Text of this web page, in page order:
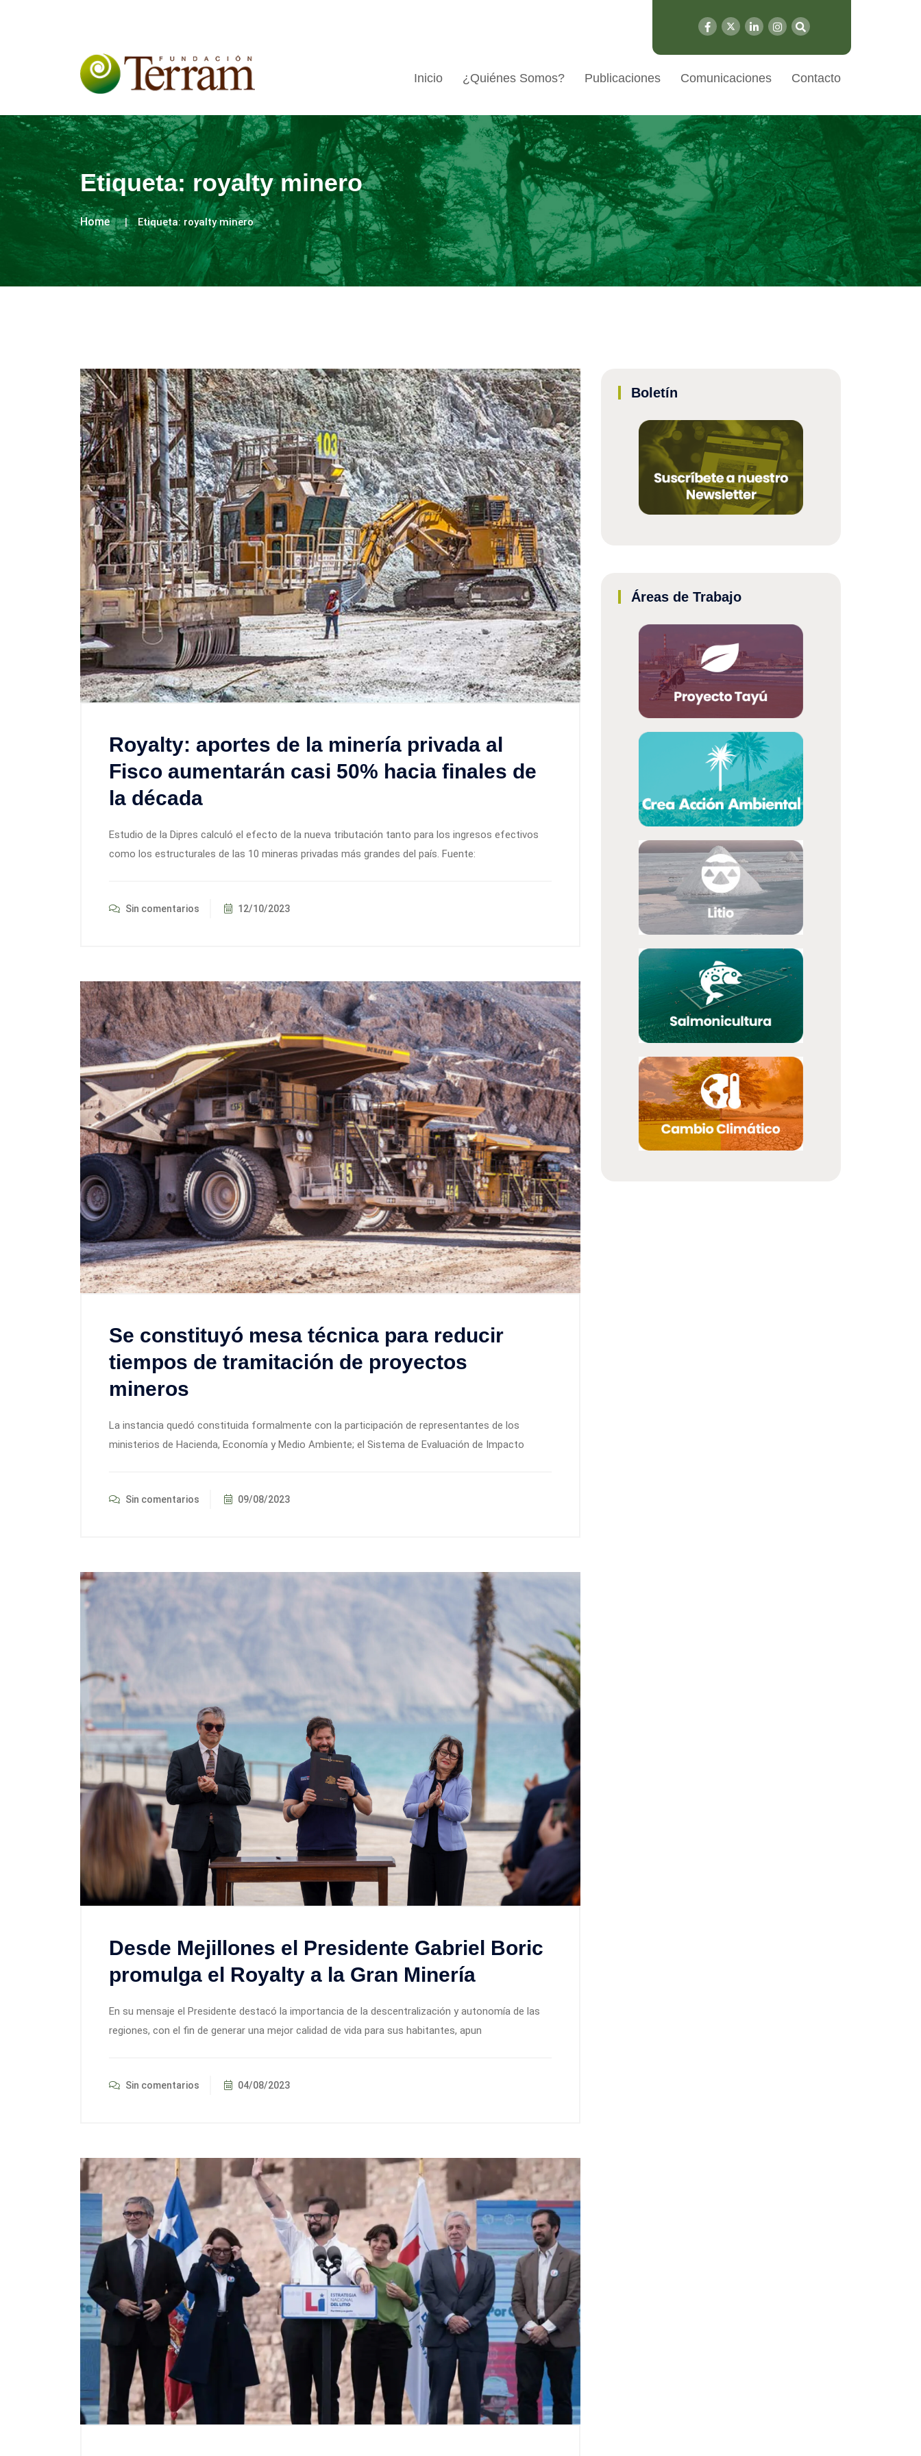
Inicio ¿Quiénes Somos? Publicaciones Comunicaciones Contacto
Etiqueta:royalty minero
Home Etiqueta:royalty minero
Royalty: aportes de la minería privada al
Fisco aumentarán casi 50% hacia finales de
la década
Estudio de la Dipres calculó el efecto de la nueva tributación tanto para los ingresos efectivos
como los estructurales de las 10 mineras privadas más grandes del país. Fuente:
Sin comentarios 12/10/2023
Se constituyó mesa técnica para reducir
tiempos de tramitación de proyectos
mineros
La instancia quedó constituida formalmente con la participación de representantes de los
ministerios de Hacienda, Economía y Medio Ambiente; el Sistema de Evaluación de Impacto
Sin comentarios 09/08/2023
Desde Mejillones el Presidente Gabriel Boric
promulga el Royalty a la Gran Minería
En su mensaje el Presidente destacó la importancia de la descentralización y autonomía de las
regiones, con el fin de generar una mejor calidad de vida para sus habitantes, apun
Sin comentarios 04/08/2023
Boletín
Áreas de Trabajo